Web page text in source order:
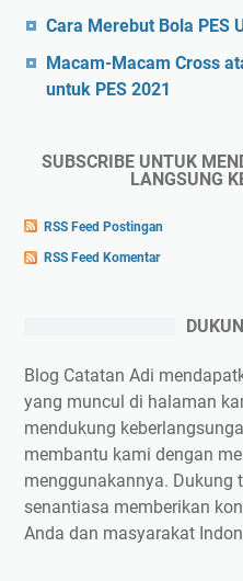
Cara Merebut Bola PES
Macam-Macam Cross
untuk PES 2021
SUBSCRIBE UNTUK
LANGSUNG
RSS Feed Postingan
RSS Feed Komentar
Blog Catatan Adi
yang muncul di halaman
mendukung
membantu kami dengan
menggunakannya. Dukung
senantiasa memberikan
Anda dan masyarakat